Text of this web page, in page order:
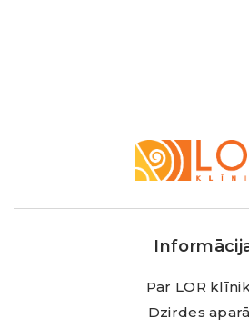
Klīnika
Par LOR
Dzirdes